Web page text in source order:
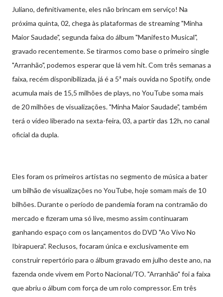
Juliano, definitivamente, eles não brincam em serviço! Na
próxima quinta, 02, chega às plataformas de streaming "Minha
Maior Saudade", segunda faixa do álbum "Manifesto Musical",
gravado recentemente. Se tirarmos como base o primeiro single
"Arranhão", podemos esperar que lá vem hit. Com três semanas a
faixa, recém disponibilizada, já é a 5ª mais ouvida no Spotify, onde
acumula mais de 15,5 milhões de plays, no YouTube soma mais
de 20 milhões de visualizações. "Minha Maior Saudade", também
terá o vídeo liberado na sexta-feira, 03, a partir das 12h, no canal
oficial da dupla.
Eles foram os primeiros artistas no segmento de música a bater
um bilhão de visualizações no YouTube, hoje somam mais de 10
bilhões. Durante o período de pandemia foram na contramão do
mercado e fizeram uma só live, mesmo assim continuaram
ganhando espaço com os lançamentos do DVD "Ao Vivo No
Ibirapuera". Reclusos, focaram única e exclusivamente em
construir repertório para o álbum gravado em julho deste ano, na
fazenda onde vivem em Porto Nacional/TO. "Arranhão" foi a faixa
que abriu o álbum com força de um rolo compressor. Em três